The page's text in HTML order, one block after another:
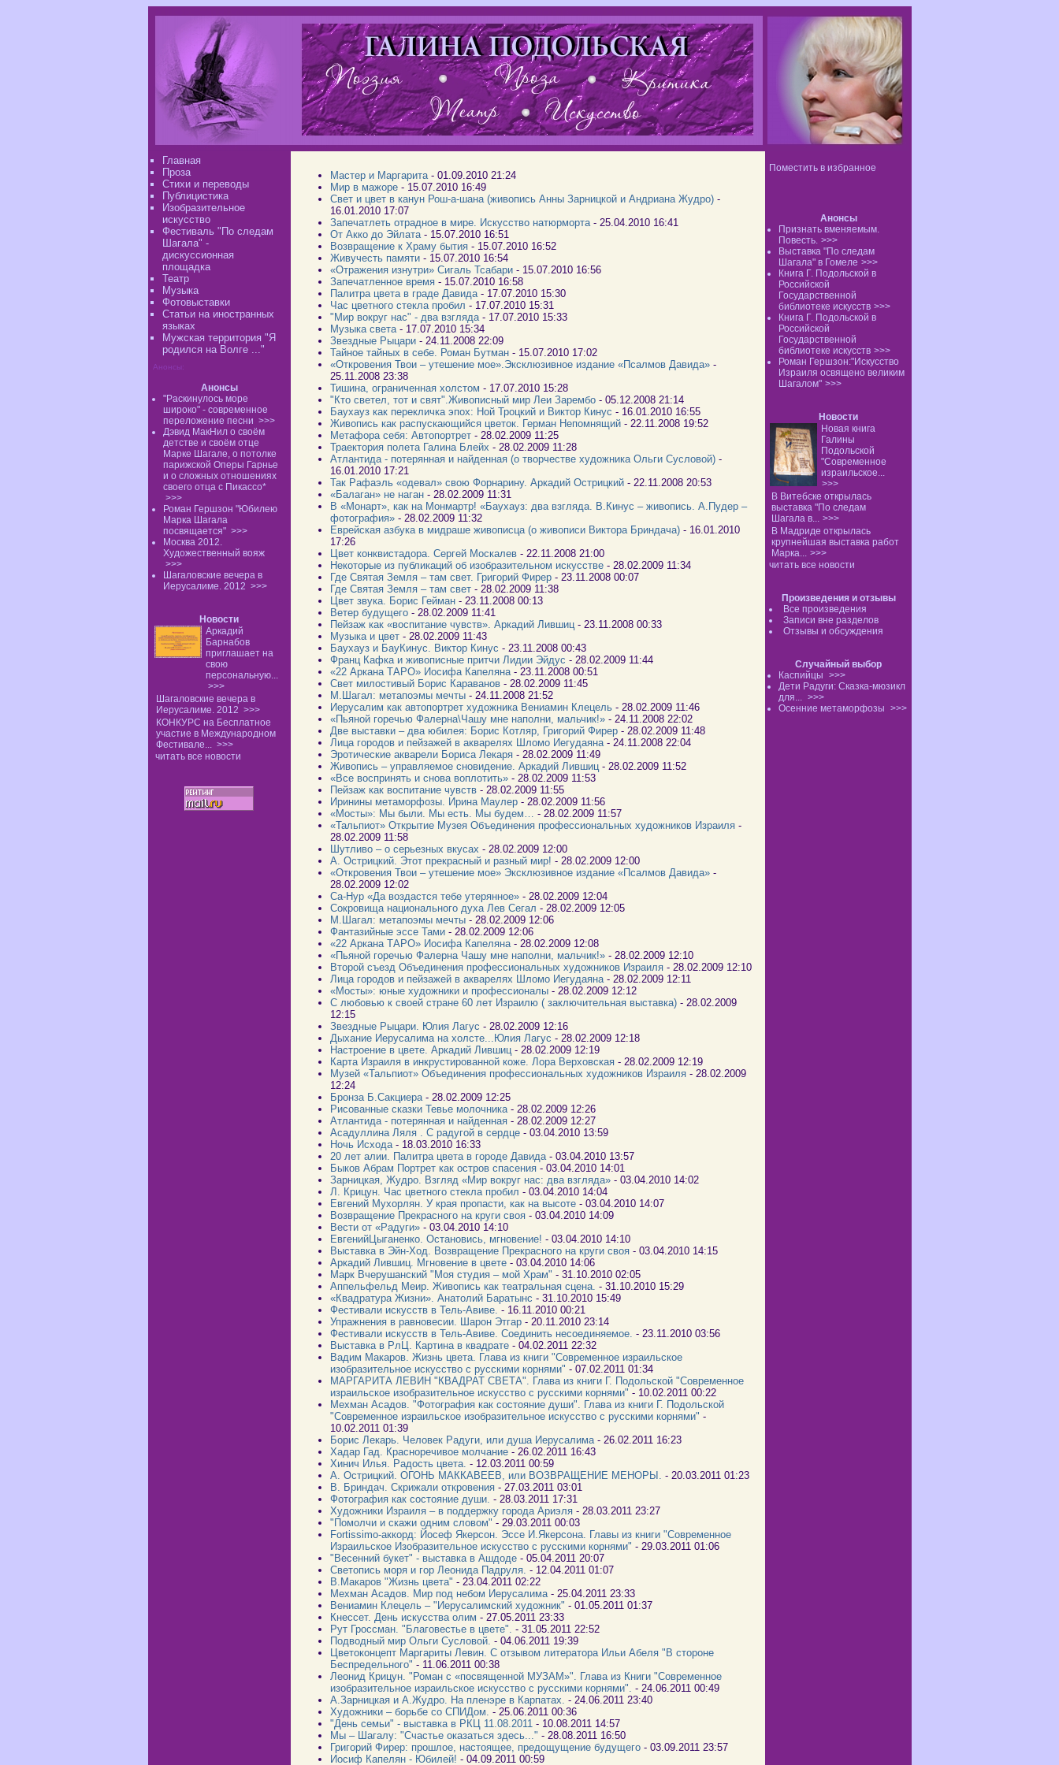
Поместить в избранное
Анонсы
Признать вменяемым.
Повесть. >>>
Выставка "По следам
Шагала" в Гомеле >>>
Книга Г. Подольской в
Российской
Государственной
библиотеке искусств >>>
Книга Г. Подольской в
Российской
Государственной
библиотеке искусств >>>
Роман Гершзон:"Искусство
Израиля освящено великим
Шагалом" >>>
Новости
Новая книга
Галины
Подольской
"Современное
израильское...
>>>
В Витебске открылась
выставка "По следам
Шагала в... >>>
В Мадриде открылась
крупнейшая выставка работ
Марка... >>>
читать все новости
Произведения и отзывы
Все произведения
Записи вне разделов
Отзывы и обсуждения
Случайный выбор
Каспийцы >>>
Дети Радуги: Сказка-мюзикл
для... >>>
Осенние метаморфозы >>>
Главная
Проза
Стихи и переводы
Публицистика
Изобразительное
искусство
Фестиваль "По следам
Шагала" -
дискуссионная
площадка
Театр
Музыка
Фотовыставки
Статьи на иностранных
языках
Мужская территория "Я
родился на Волге ..."
Анонсы:
Анонсы
"Раскинулось море
широко" - современное
переложение песни >>>
Дэвид МакНил о своём
детстве и своём отце
Марке Шагале, о потолке
парижской Оперы Гарнье
и о сложных отношениях
своего отца с Пикассо*
>>>
Роман Гершзон "Юбилею
Марка Шагала
посвящается" >>>
Москва 2012.
Художественный вояж
>>>
Шагаловские вечера в
Иерусалиме. 2012 >>>
Новости
Аркадий
Барнабов
приглашает на
свою
персональную...
>>>
Шагаловские вечера в
Иерусалиме. 2012 >>>
КОНКУРС на Бесплатное
участие в Международном
Фестивале... >>>
читать все новости
Мастер и Маргарита- 01.09.2010 21:24
Мир в мажоре - 15.07.2010 16:49
Свет и цвет в канун Рош-а-шана (живопись Анны Зарницкой и Андриана Жудро)-
16.01.2010 17:07
Запечатлеть отрадное в мире. Искусство натюрморта- 25.04.2010 16:41
От Акко до Эйлата - 15.07.2010 16:51
Возвращение к Храму бытия- 15.07.2010 16:52
Живучесть памяти- 15.07.2010 16:54
«Отражения изнутри» Сигаль Тсабари- 15.07.2010 16:56
Запечатленное время- 15.07.2010 16:58
Палитра цвета в граде Давида- 17.07.2010 15:30
Час цветного стекла пробил - 17.07.2010 15:31
"Мир вокруг нас" - два взгляда- 17.07.2010 15:33
Музыка света- 17.07.2010 15:34
Звездные Рыцари- 24.11.2008 22:09
Тайное тайных в себе. Роман Бутман- 15.07.2010 17:02
«Откровения Твои – утешение мое».Эксклюзивное издание «Псалмов Давида» -
25.11.2008 23:38
Тишина, ограниченная холстом - 17.07.2010 15:28
"Кто светел, тот и свят".Живописный мир Леи Зарембо- 05.12.2008 21:14
Баухауз как перекличка эпох: Ной Троцкий и Виктор Кинус - 16.01.2010 16:55
Живопись как распускающийся цветок. Герман Непомнящий- 22.11.2008 19:52
Метафора себя: Автопортрет- 28.02.2009 11:25
Траектория полета Галина Блейх - 28.02.2009 11:28
Атлантида - потерянная и найденная (о творчестве художника Ольги Сусловой)-
16.01.2010 17:21
Так Рафаэль «одевал» свою Форнарину. Аркадий Острицкий- 22.11.2008 20:53
«Балаган» не наган- 28.02.2009 11:31
В «Монарт», как на Монмартр! «Баухауз: два взгляда. В.Кинус – живопись. А.Пудер –
фотография»- 28.02.2009 11:32
Еврейская азбука в мидраше живописца (о живописи Виктора Бриндача)- 16.01.2010
17:26
Цвет конквистадора. Сергей Москалев- 22.11.2008 21:00
Некоторые из публикаций об изобразительном искусстве- 28.02.2009 11:34
Где Святая Земля – там свет. Григорий Фирер- 23.11.2008 00:07
Где Святая Земля – там свет- 28.02.2009 11:38
Цвет звука. Борис Гейман- 23.11.2008 00:13
Ветер будущего- 28.02.2009 11:41
Пейзаж как «воспитание чувств». Аркадий Лившиц- 23.11.2008 00:33
Музыка и цвет- 28.02.2009 11:43
Баухауз и БауКинус. Виктор Кинус - 23.11.2008 00:43
Франц Кафка и живописные притчи Лидии Эйдус - 28.02.2009 11:44
«22 Аркана ТАРО» Иосифа Капеляна - 23.11.2008 00:51
Свет милостивый Борис Караванов- 28.02.2009 11:45
М.Шагал: метапоэмы мечты- 24.11.2008 21:52
Иерусалим как автопортрет художника Вениамин Клецель- 28.02.2009 11:46
«Пьяной горечью Фалерна\Чашу мне наполни, мальчик!»- 24.11.2008 22:02
Две выставки – два юбилея: Борис Котляр, Григорий Фирер- 28.02.2009 11:48
Лица городов и пейзажей в акварелях Шломо Иегудаяна- 24.11.2008 22:04
Эротические акварели Бориса Лекаря- 28.02.2009 11:49
Живопись – управляемое сновидение. Аркадий Лившиц- 28.02.2009 11:52
«Все воспринять и снова воплотить»- 28.02.2009 11:53
Пейзаж как воспитание чувств- 28.02.2009 11:55
Иринины метаморфозы. Ирина Маулер- 28.02.2009 11:56
«Мосты»: Мы были. Мы есть. Мы будем… - 28.02.2009 11:57
«Тальпиот» Открытие Музея Объединения профессиональных художников Израиля -
28.02.2009 11:58
Шутливо – о серьезных вкусах - 28.02.2009 12:00
А. Острицкий. Этот прекрасный и разный мир! - 28.02.2009 12:00
«Откровения Твои – утешение мое» Эксклюзивное издание «Псалмов Давида»-
28.02.2009 12:02
Са-Нур «Да воздастся тебе утерянное»- 28.02.2009 12:04
Сокровища национального духа Лев Сегал - 28.02.2009 12:05
М.Шагал: метапоэмы мечты - 28.02.2009 12:06
Фантазийные эссе Тами- 28.02.2009 12:06
«22 Аркана ТАРО» Иосифа Капеляна - 28.02.2009 12:08
«Пьяной горечью Фалерна Чашу мне наполни, мальчик!» - 28.02.2009 12:10
Второй съезд Объединения профессиональных художников Израиля- 28.02.2009 12:10
Лица городов и пейзажей в акварелях Шломо Иегудаяна - 28.02.2009 12:11
«Мосты»: юные художники и профессионалы- 28.02.2009 12:12
С любовью к своей стране 60 лет Израилю ( заключительная выставка)- 28.02.2009
12:15
Звездные Рыцари. Юлия Лагус - 28.02.2009 12:16
Дыхание Иерусалима на холсте...Юлия Лагус - 28.02.2009 12:18
Настроение в цвете. Аркадий Лившиц- 28.02.2009 12:19
Карта Израиля в инкрустированной коже. Лора Верховская- 28.02.2009 12:19
Музей «Тальпиот» Объединения профессиональных художников Израиля - 28.02.2009
12:24
Бронза Б.Сакциера- 28.02.2009 12:25
Рисованные сказки Тевье молочника- 28.02.2009 12:26
Атлантида - потерянная и найденная- 28.02.2009 12:27
Асадуллина Ляля . С радугой в сердце- 03.04.2010 13:59
Ночь Исхода- 18.03.2010 16:33
20 лет алии. Палитра цвета в городе Давида- 03.04.2010 13:57
Быков Абрам Портрет как остров спасения- 03.04.2010 14:01
Зарницкая, Жудро. Взгляд «Мир вокруг нас: два взгляда»- 03.04.2010 14:02
Л. Крицун. Час цветного стекла пробил - 03.04.2010 14:04
Евгений Мухорлян. У края пропасти, как на высоте- 03.04.2010 14:07
Возвращение Прекрасного на круги своя- 03.04.2010 14:09
Вести от «Радуги»- 03.04.2010 14:10
ЕвгенийЦыганенко. Остановись, мгновение! - 03.04.2010 14:10
Выставка в Эйн-Ход. Возвращение Прекрасного на круги своя- 03.04.2010 14:15
Аркадий Лившиц. Мгновение в цвете- 03.04.2010 14:06
Марк Вчерушанский "Моя студия – мой Храм" - 31.10.2010 02:05
Аппельфельд Меир. Живопись как театральная сцена. - 31.10.2010 15:29
«Квадратура Жизни». Анатолий Баратынс - 31.10.2010 15:49
Фестивали искусств в Тель-Авиве. - 16.11.2010 00:21
Упражнения в равновесии. Шарон Этгар- 20.11.2010 23:14
Фестивали искусств в Тель-Авиве. Соединить несоединяемое. - 23.11.2010 03:56
Выставка в РлЦ. Картина в квадрате- 04.02.2011 22:32
Вадим Макаров. Жизнь цвета. Глава из книги "Современное израильское
изобразительное искусство с русскими корнями" - 07.02.2011 01:34
МАРГАРИТА ЛЕВИН "КВАДРАТ СВЕТА". Глава из книги Г. Подольской "Современное
израильское изобразительное искусство с русскими корнями" - 10.02.2011 00:22
Мехман Асадов. "Фотография как состояние души". Глава из книги Г. Подольской
"Современное израильское изобразительное искусство с русскими корнями" -
10.02.2011 01:39
Борис Лекарь. Человек Радуги, или душа Иерусалима- 26.02.2011 16:23
Хадар Гад. Красноречивое молчание- 26.02.2011 16:43
Хинич Илья. Радость цвета. - 12.03.2011 00:59
А. Острицкий. ОГОНЬ МАККАВЕЕВ, или ВОЗВРАЩЕНИЕ МЕНОРЫ. - 20.03.2011 01:23
В. Бриндач. Скрижали откровения- 27.03.2011 03:01
Фотография как состояние души. - 28.03.2011 17:31
Художники Израиля – в поддержку города Ариэля- 28.03.2011 23:27
"Помолчи и скажи одним словом" - 29.03.2011 00:03
Fortissimo-аккорд: Йосеф Якерсон. Эссе И.Якерсона. Главы из книги "Современное
Израильское Изобразительное искусство с русскими корнями" - 29.03.2011 01:06
"Весенний букет" - выставка в Ашдоде- 05.04.2011 20:07
Светопись моря и гор Леонида Падруля. - 12.04.2011 01:07
В.Макаров "Жизнь цвета" - 23.04.2011 02:22
Мехман Асадов. Мир под небом Иерусалима- 25.04.2011 23:33
Вениамин Клецель – "Иерусалимский художник" - 01.05.2011 01:37
Кнессет. День искусства олим - 27.05.2011 23:33
Рут Гроссман. "Благовестье в цвете". - 31.05.2011 22:52
Подводный мир Ольги Сусловой. - 04.06.2011 19:39
Цветоконцепт Маргариты Левин. С отзывом литератора Ильи Абеля "В стороне
Беспредельного" - 11.06.2011 00:38
Леонид Крицун. "Роман с «посвященной МУЗАМ»". Глава из Книги "Современное
изобразительное израильское искусство с русскими корнями". - 24.06.2011 00:49
А.Зарницкая и А.Жудро. На пленэре в Карпатах. - 24.06.2011 23:40
Художники – борьбе со СПИДом. - 25.06.2011 00:36
"День семьи" - выставка в РКЦ 11.08.2011- 10.08.2011 14:57
Мы – Шагалу: "Счастье оказаться здесь..." - 28.08.2011 16:50
Григорий Фирер: прошлое, настоящее, предощущение будущего- 03.09.2011 23:57
Иосиф Капелян - Юбилей! - 04.09.2011 00:59